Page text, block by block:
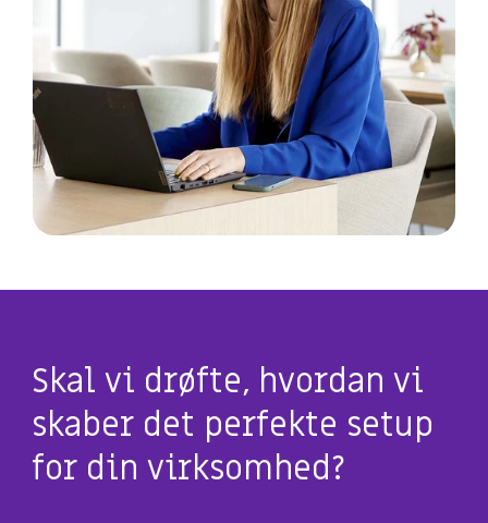
Skal vi drøfte, hvordan vi
skaber det perfekte setup
for din virksomhed?